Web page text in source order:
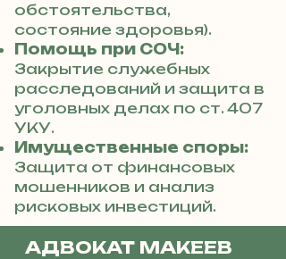
обстоятельства,
состояние здоровья).
Помощь при СОЧ:
Закрытие служебных
расследований и защита в
уголовных делах по ст. 407
УКУ.
Имущественные споры:
Защита от финансовых
мошенников и анализ
рисковых инвестиций.
АДВОКАТ МАКЕЕВ